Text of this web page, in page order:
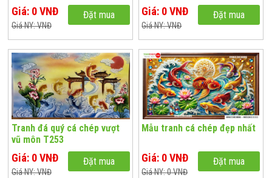
Giá: 0 VNĐ
Giá NY: VNĐ
Đặt mua Giá: 0 VNĐ
Giá NY: VNĐ
Đặt mua
Tranh đá quý cá chép vượt
vũ môn T253
Giá: 0 VNĐ
Giá NY: VNĐ
Đặt mua
Mẫu tranh cá chép đẹp nhất
Giá: 0 VNĐ
Giá NY: 0 VNĐ
Đặt mua